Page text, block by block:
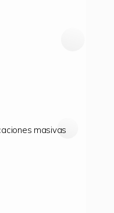
masivas